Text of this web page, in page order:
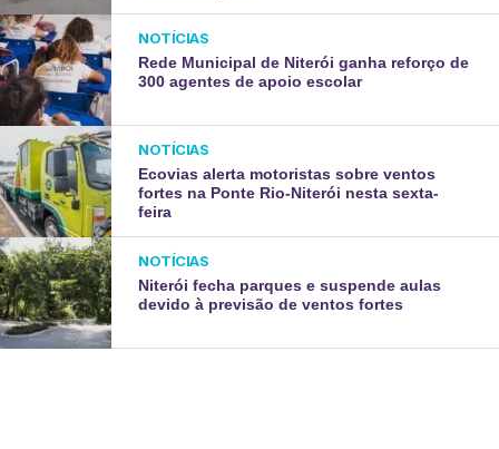
NOTÍCIAS
Rede Municipal de Niterói ganha reforço de
300 agentes de apoio escolar
NOTÍCIAS
Ecovias alerta motoristas sobre ventos
fortes na Ponte Rio-Niterói nesta sexta-
feira
NOTÍCIAS
Niterói fecha parques e suspende aulas
devido à previsão de ventos fortes